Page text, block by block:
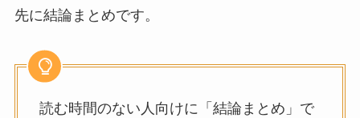
先に結論まとめです。
読む時間のない人向けに「結論まとめ」で